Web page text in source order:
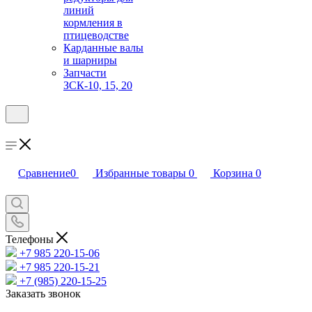
линий
кормления в
птицеводстве
Карданные валы
и шарниры
Запчасти
ЗСК-10, 15, 20
Сравнение0 Избранные товары 0 Корзина 0
Телефоны
+7 985 220-15-06
+7 985 220-15-21
+7 (985) 220-15-25
Заказать звонок